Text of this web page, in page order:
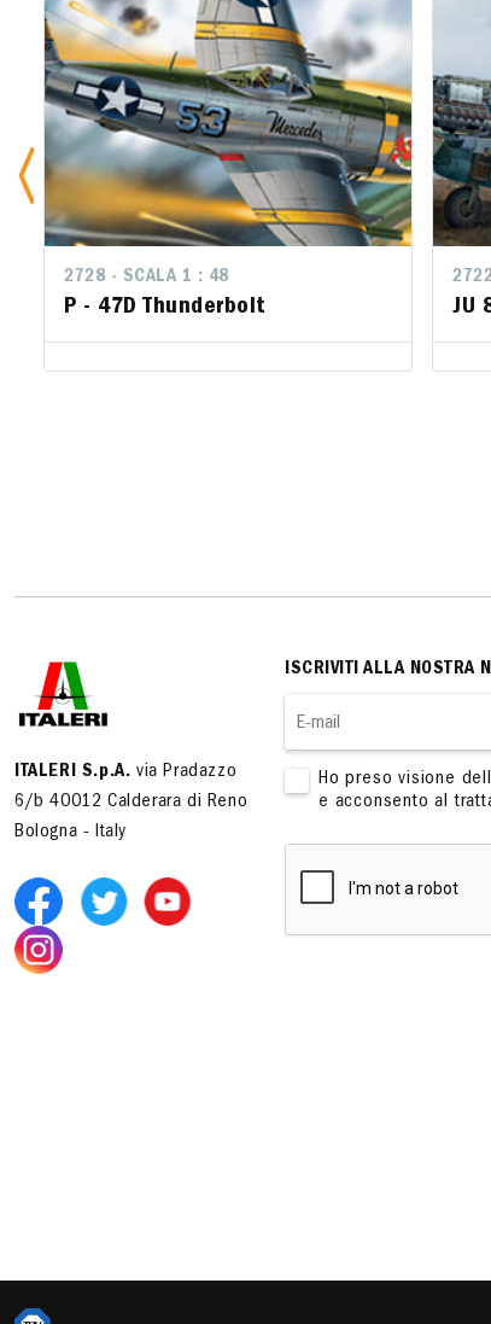
2728 - SCALA 1 : 48
P - 47D Thunderbolt JU
JU
ITALERI S.p.A. via Pradazzo
6/b 40012 Calderara di Reno
Bologna - Italy
ISCRIVITI ALLA NOSTRA
Ho preso visione
e acconsento al